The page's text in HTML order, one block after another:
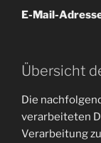
E-Mail-
Übersicht
Die
verarbeiteten
Verarbeitung